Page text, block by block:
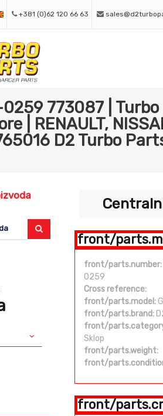
+381 (0)62 120 66 63
773087 | Turbo
| RENAULT,
D2 Turbo
front/
front/parts.number:
0259
Cross reference:
front/parts.model:
front/parts.brand:
front/
Sklop
front/parts.weight:
front/
front/